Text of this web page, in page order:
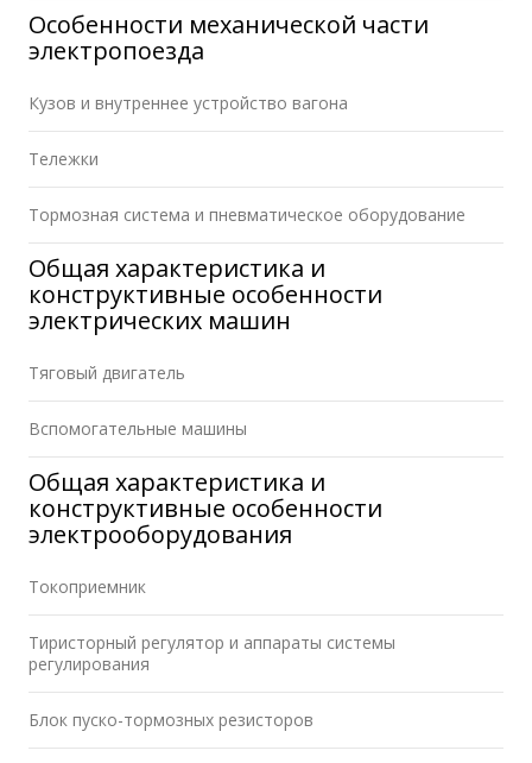
Особенности механической части
электропоезда
Кузов и внутреннее устройство вагона
Тележки
Тормозная система и пневматическое оборудование
Общая характеристика и
конструктивные особенности
электрических машин
Тяговый двигатель
Вспомогательные машины
Общая характеристика и
конструктивные особенности
электрооборудования
Токоприемник
Тиристорный регулятор и аппараты системы
регулирования
Блок пуско-тормозных резисторов